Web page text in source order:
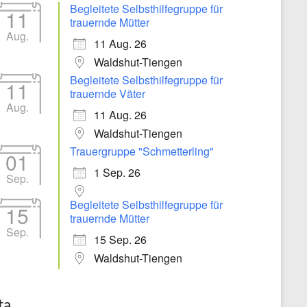
11
Aug.
Begleitete Selbsthilfegruppe für
trauernde Mütter
11 Aug. 26
Waldshut-Tiengen
11
Aug.
Begleitete Selbsthilfegruppe für
trauernde Väter
11 Aug. 26
Waldshut-Tiengen
01
Sep.
Trauergruppe "Schmetterling"
1 Sep. 26
15
Sep.
Begleitete Selbsthilfegruppe für
trauernde Mütter
15 Sep. 26
Waldshut-Tiengen